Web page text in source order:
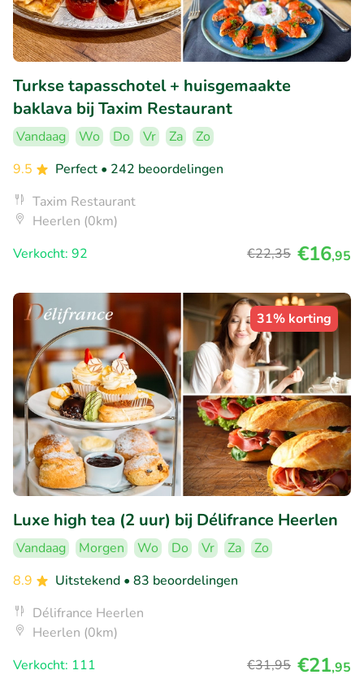
Turkse tapasschotel + huisgemaakte
baklava bij Taxim Restaurant
Vandaag Wo Do Vr Za
Zo
9.5
Perfect • 242 beoordelingen
Taxim Restaurant
Heerlen (0km)
Verkocht: 92
€22,35 €16,95
31% korting
Luxe high tea (2 uur) bij Délifrance Heerlen
Vandaag Morgen Wo Do Vr Za
Zo
8.9
Uitstekend • 83 beoordelingen
Délifrance Heerlen
Heerlen (0km)
Verkocht: 111
€31,95 €21,95